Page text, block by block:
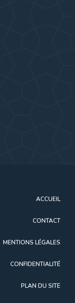
ACCUEIL
CONTACT
MENTIONS LÉGALES
CONFIDENTIALITÉ
PLAN DU SITE